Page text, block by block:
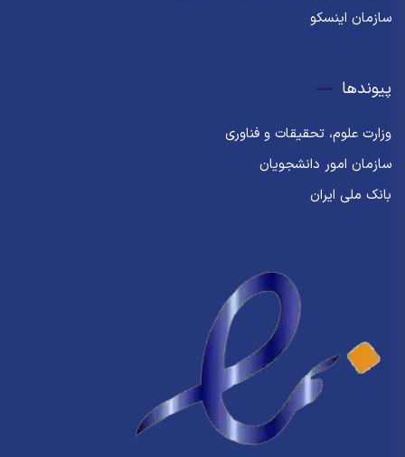
سازمان اینسکو
پیوندها
وزارت علوم، تحقیقات و فناوری
سازمان امور دانشجویان
بانک ملی ایران